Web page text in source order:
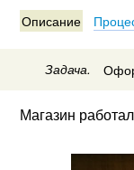
Описание
Задача.
Магазин